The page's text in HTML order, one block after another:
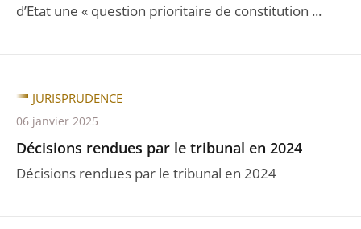
d’Etat une « question prioritaire de constitution ...
Décisions rendues par le tribunal en 2024
Décisions rendues par le tribunal en 2024
JURISPRUDENCE
06 janvier 2025